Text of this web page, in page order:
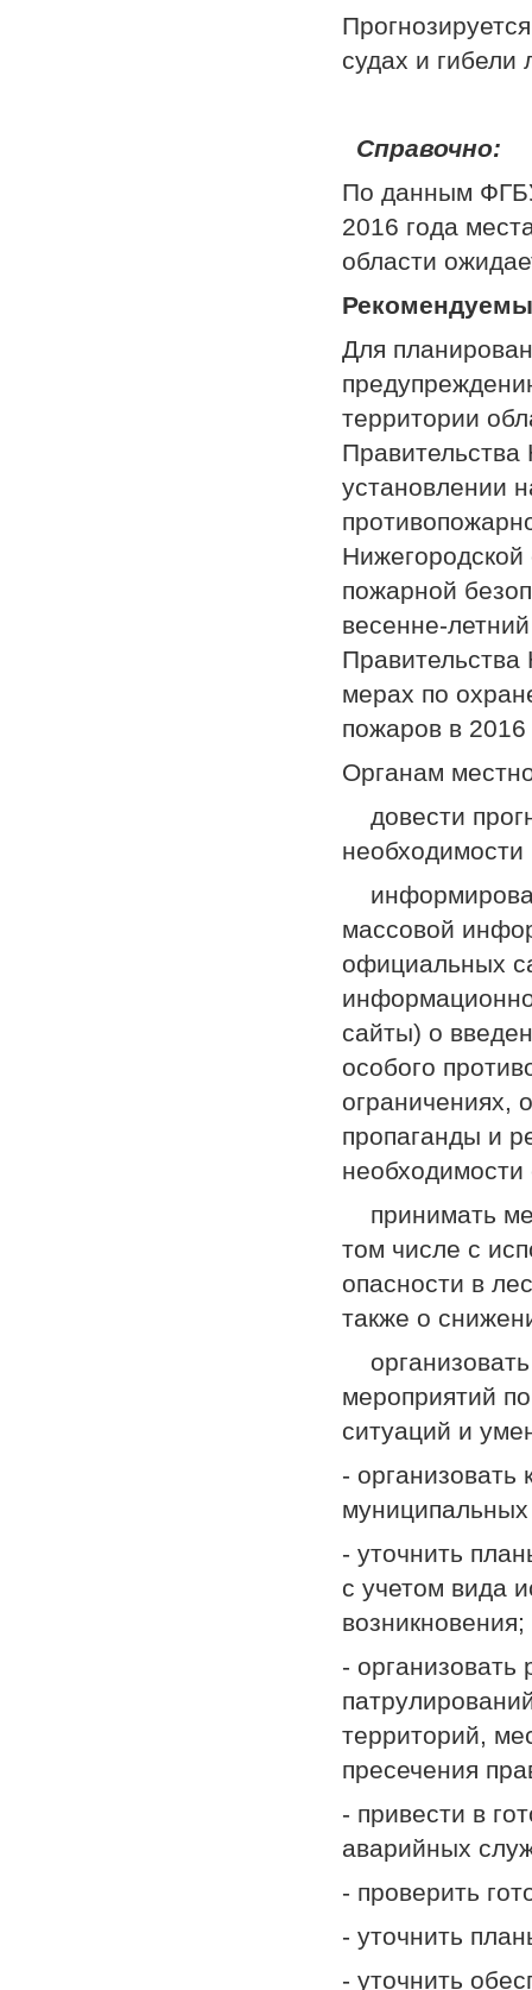
судах и
По данным
2016 года
области
Для
территории
установлении
пожарной
весенне-
мерах по
пожаров в 2016
Органам
довести
массовой
официальных
сайты) о
особого
ограничениях,
пропаганды и
принимать
том числе с
опасности в
также о
мероприятий
ситуаций и
- организовать
- уточнить
с учетом вида
возникновения;
-
территорий,
пресечения
- привести в
аварийных
- проверить
- уточнить
- уточнить